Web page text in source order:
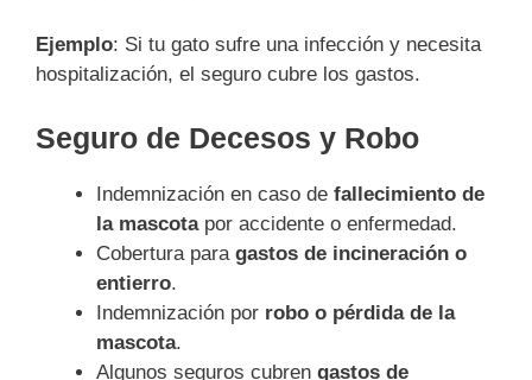
Ejemplo: Si tu gato sufre una infección y necesita
hospitalización, el seguro cubre los gastos.
Seguro de Decesos y Robo
Indemnización en caso de fallecimiento de
la mascotapor accidente o enfermedad.
Cobertura para gastos de incineración o
entierro.
Indemnización por robo o pérdida de la
mascota.
Algunos seguros cubren gastos de